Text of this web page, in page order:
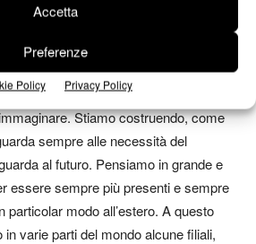
Accetta
Preferenze
Policy Privacy Policy
le ho chiesto del presente, le
dove si vede e dove vede Omet
?
Stiamo costruendo, come
sempre alle necessità del
al futuro. Pensiamo in grande e
essere sempre più presenti e sempre
particolar modo all’estero. A questo
varie parti del mondo alcune filiali,